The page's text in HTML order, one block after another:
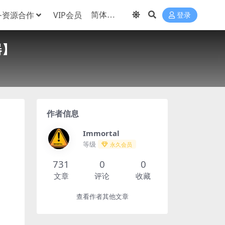
源合作 VIP会员 登录
作者信息
Immortal
等级 永久会员
731
文章
0
评论
0
收藏
查看作者其他文章